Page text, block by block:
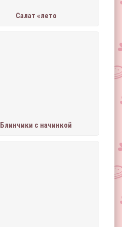
Салат «лето
Блинчики с начинкой